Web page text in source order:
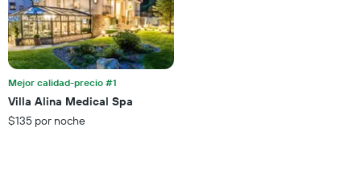
Mejor calidad-precio #1
Villa Alina Medical Spa
$135 por noche